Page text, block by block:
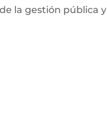
la gestión pública y